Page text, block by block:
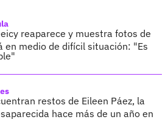
reaparece y muestra fotos de
en medio de difícil situación: "Es
restos de Eileen Páez, la
hace más de un año en